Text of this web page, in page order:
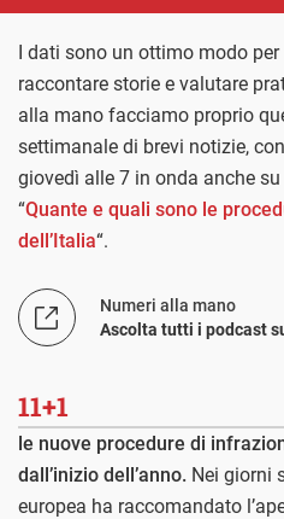
I dati sono un ottimo modo
raccontare storie e valutare
alla mano facciamo proprio
settimanale di brevi notizie,
giovedì alle 7 in onda anche
“Quante e quali sono le
dell’Italia“.
Numeri alla mano
Ascolta tutti i podcast
11+1
le nuove procedure di
dall’inizio dell’anno. Nei giorni
europea ha raccomandato